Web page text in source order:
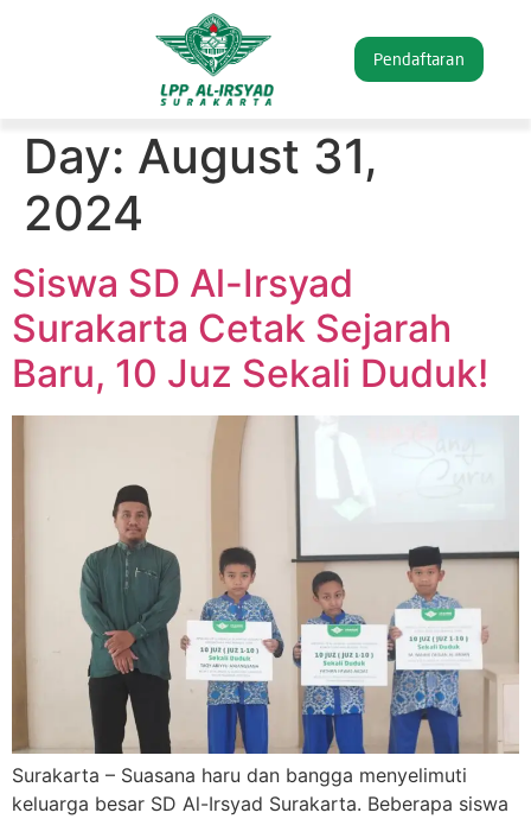
Pendaftaran
Day: August 31,
2024
Siswa SD Al-Irsyad
Surakarta Cetak Sejarah
Baru, 10 Juz Sekali Duduk!
Surakarta – Suasana haru dan bangga menyelimuti
keluarga besar SD Al-Irsyad Surakarta. Beberapa siswa